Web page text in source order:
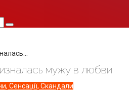
мужу в любви
Сенсації, Скандали